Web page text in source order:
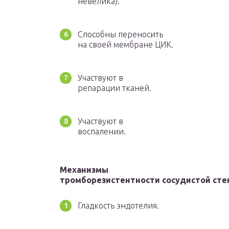
Способны переносить
на своей мембране ЦИК.
Участвуют в
репарации тканей.
Участвуют в
воспалении.
Механизмы
тромборезистентности сосудистой
Гладкость эндотелия.